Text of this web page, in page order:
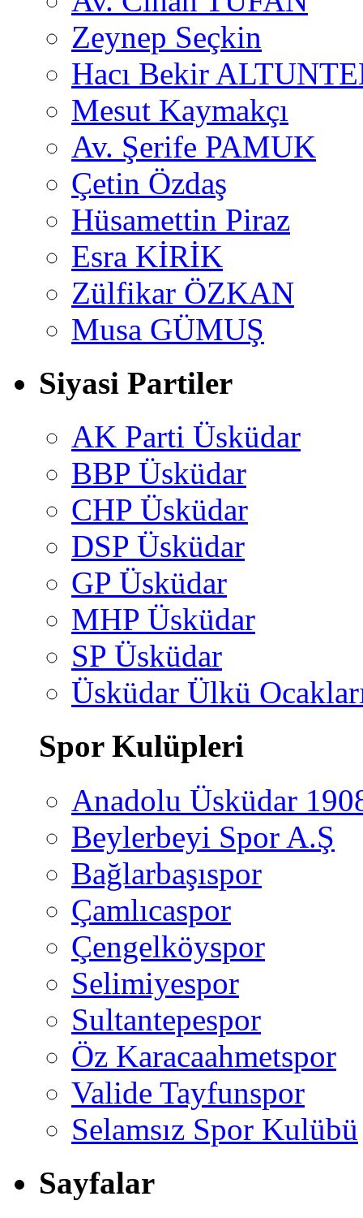
Zeynep Seçkin
Hacı Bekir
Mesut Kaymakçı
Av. Şerife PAMUK
Çetin Özdaş
Hüsamettin Piraz
Esra KİRİK
Zülfikar ÖZKAN
Musa GÜMUŞ
Siyasi Partiler
AK Parti Üsküdar
BBP Üsküdar
CHP Üsküdar
DSP Üsküdar
GP Üsküdar
MHP Üsküdar
SP Üsküdar
Üsküdar Ülkü
Spor Kulüpleri
Anadolu Üsküdar
Beylerbeyi Spor A.Ş
Bağlarbaşıspor
Çamlıcaspor
Çengelköyspor
Selimiyespor
Sultantepespor
Öz Karacaahmetspor
Valide Tayfunspor
Selamsız Spor Kulübü
Sayfalar